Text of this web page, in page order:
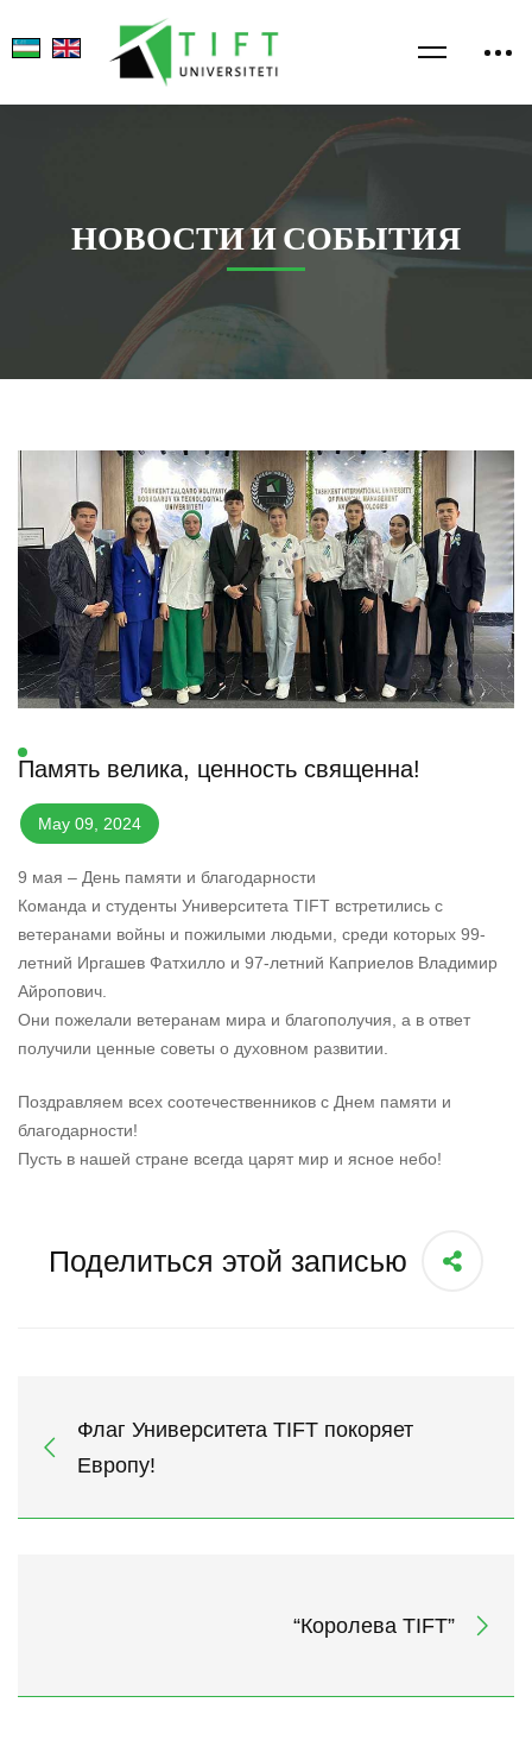
НОВОСТИ И СОБЫТИЯ
Память велика, ценность священна!
May 09, 2024
9 мая – День памяти и благодарности
Команда и студенты Университета TIFT встретились с
ветеранами войны и пожилыми людьми, среди которых 99-
летний Иргашев Фатхилло и 97-летний Каприелов Владимир
Айропович.
Они пожелали ветеранам мира и благополучия, а в ответ
получили ценные советы о духовном развитии.
Поздравляем всех соотечественников с Днем памяти и
благодарности!
Пусть в нашей стране всегда царят мир и ясное небо!
Поделиться этой записью
Флаг Университета TIFT покоряет
Европу!
“Королева TIFT”